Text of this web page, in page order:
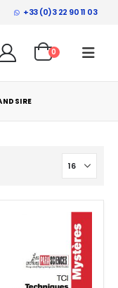
+33 (0)3 22 90 11 03
0